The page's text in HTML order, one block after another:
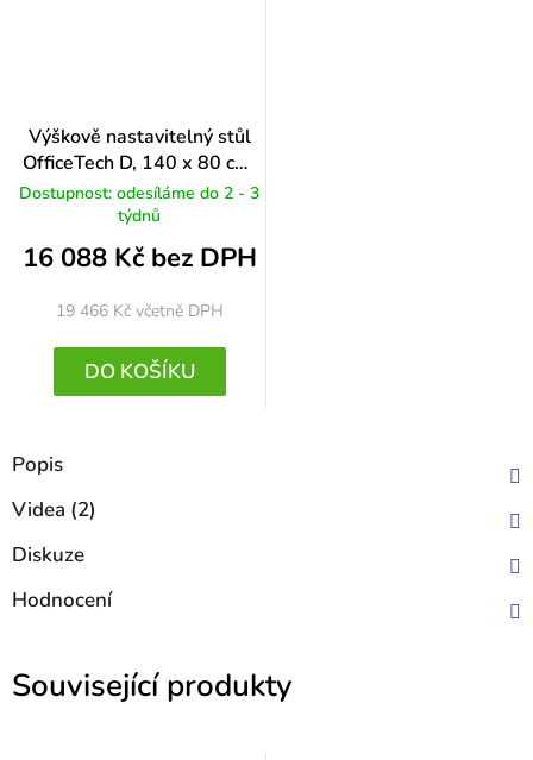
Výškově nastavitelný stůl
OfficeTech D, 140 x 80 cm,
šedá podnož, bílá
Dostupnost: odesíláme do 2 - 3
týdnů
16 088 Kč bez DPH
19 466 Kč včetně DPH
DO KOŠÍKU
Popis
Videa (2)
Diskuze
Hodnocení
Související produkty